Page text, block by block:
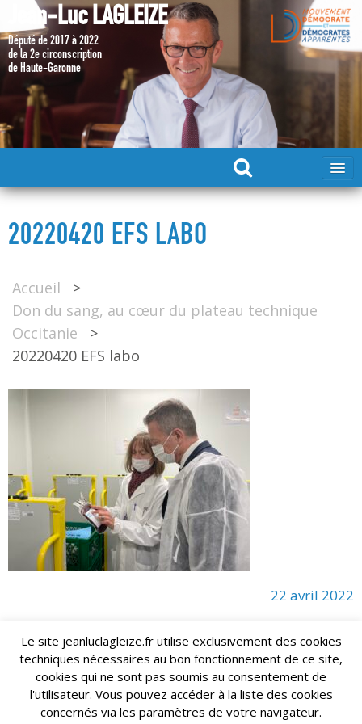
Jean-Luc LAGLEIZE
Député de 2017 à 2022
de la 2e circonscription
de Haute-Garonne
DÉPUTÉ 2017 – 2022
MES ACTIONS 2017 – 2022
20220420 EFS LABO
Accueil
>
Don du sang, au cœur du plateau technique
Occitanie
>
20220420 EFS labo
22 avril 2022
Jean-Luc LAGLEIZE - e-mail : lagleize2024@gmail.com
Mentions Légales- Copyright © 2024. Tous droits réservés.
Le site jeanluclagleize.fr utilise exclusivement des cookies
techniques nécessaires au bon fonctionnement de ce site,
cookies qui ne sont pas soumis au consentement de
l'utilisateur. Vous pouvez accéder à la liste des cookies
concernés via les paramètres de votre navigateur.